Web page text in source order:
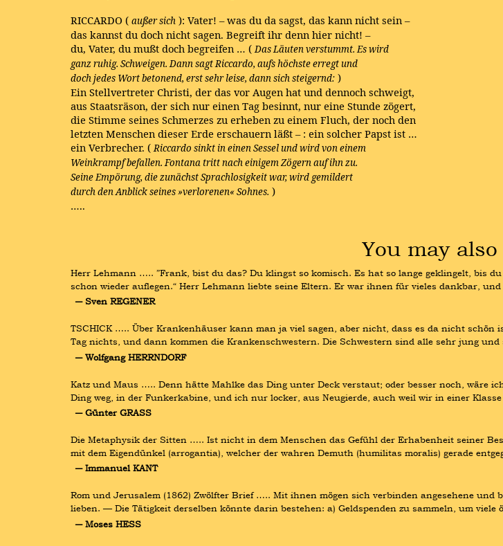
RICCARDO ( außer sich ): Vater! – was du da sagst, das kann nicht sein –
das kannst du doch nicht sagen. Begreift ihr denn hier nicht! –
du, Vater, du mußt doch begreifen … ( Das Läuten verstummt. Es wird
ganz ruhig. Schweigen. Dann sagt Riccardo, aufs höchste erregt und
doch jedes Wort betonend, erst sehr leise, dann sich steigernd: )
Ein Stellvertreter Christi, der das vor Augen hat und dennoch schweigt,
aus Staatsräson, der sich nur einen Tag besinnt, nur eine Stunde zögert,
die Stimme seines Schmerzes zu erheben zu einem Fluch, der noch den
letzten Menschen dieser Erde erschauern läßt – : ein solcher Papst ist …
ein Verbrecher. ( Riccardo sinkt in einen Sessel und wird von einem
Weinkrampf befallen. Fontana tritt nach einigem Zögern auf ihn zu.
Seine Empörung, die zunächst Sprachlosigkeit war, wird gemildert
durch den Anblick seines »verlorenen« Sohnes. )
…..
You may
Herr Lehmann ….. ”Frank, bist du das? Du klingst so komisch. Es hat so lange geklingelt, bis
schon wieder auflegen.“ Herr Lehmann liebte seine Eltern. Er war ihnen für vieles dankbar,
― Sven REGENER
TSCHICK ….. Über Krankenhäuser kann man ja viel sagen, aber nicht, dass es da nicht
Tag nichts, und dann kommen die Krankenschwestern. Die Schwestern sind alle sehr jung
― Wolfgang HERRNDORF
Katz und Maus ….. Denn hätte Mahlke das Ding unter Deck verstaut; oder besser noch, wäre
Ding weg, in der Funkerkabine, und ich nur locker, aus Neugierde, auch weil wir in einer
― Günter GRASS
Die Metaphysik der Sitten ….. Ist nicht in dem Menschen das Gefühl der Erhabenheit seiner
mit dem Eigendünkel (arrogantia), welcher der wahren Demuth (humilitas moralis) gerade
― Immanuel KANT
Rom und Jerusalem (1862) Zwölfter Brief ….. Mit ihnen mögen sich verbinden angesehene
lieben. — Die Tätigkeit derselben könnte darin bestehen: a) Geldspenden zu sammeln, um viele
― Moses HESS